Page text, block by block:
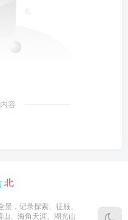
容
，记录探索、征服、
、海角天涯、湖光山